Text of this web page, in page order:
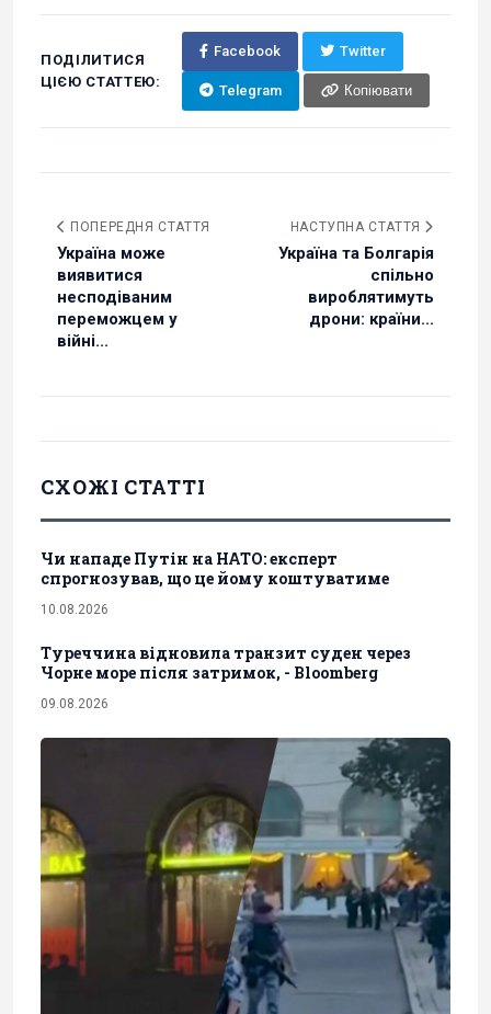
ПОДІЛИТИСЯ
ЦІЄЮ СТАТТЕЮ:
Facebook Twitter
Telegram Копіювати
ПОПЕРЕДНЯ СТАТТЯ
Україна може
виявитися
несподіваним
переможцем у
війні...
НАСТУПНА СТАТТЯ
Україна та Болгарія
спільно
вироблятимуть
дрони: країни...
СХОЖІ СТАТТІ
Чи нападе Путін на НАТО: експерт
спрогнозував, що це йому коштуватиме
10.08.2026
Туреччина відновила транзит суден через
Чорне море після затримок, - Bloomberg
09.08.2026